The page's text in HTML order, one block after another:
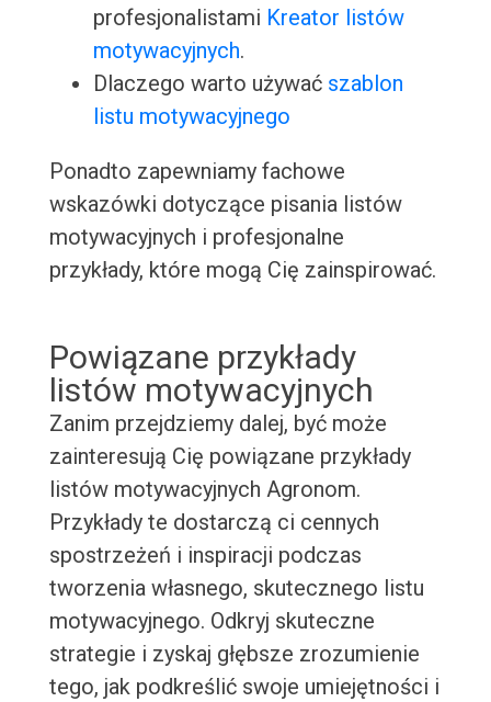
profesjonalistami Kreator listów
motywacyjnych.
Dlaczego warto używać szablon
listu motywacyjnego
Ponadto zapewniamy fachowe
wskazówki dotyczące pisania listów
motywacyjnych i profesjonalne
przykłady, które mogą Cię zainspirować.
Powiązane przykłady
listów motywacyjnych
Zanim przejdziemy dalej, być może
zainteresują Cię powiązane przykłady
listów motywacyjnych Agronom.
Przykłady te dostarczą ci cennych
spostrzeżeń i inspiracji podczas
tworzenia własnego, skutecznego listu
motywacyjnego. Odkryj skuteczne
strategie i zyskaj głębsze zrozumienie
tego, jak podkreślić swoje umiejętności i